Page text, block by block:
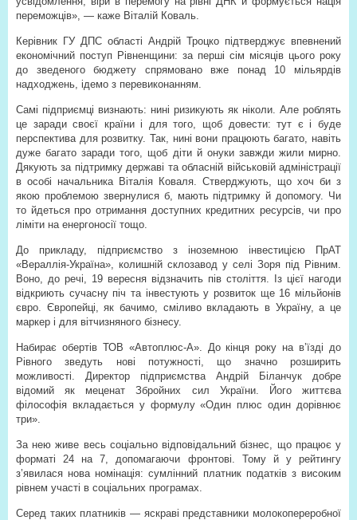
переможців», — каже Віталій Коваль.
Керівник ГУ ДПС області Андрій Троцко підтверджує впевнений
економічний поступ Рівненщини: за перші сім місяців цього року
до зведеного бюджету спрямовано вже понад 10 мільярдів
надходжень, ідемо з перевиконанням.
Самі підприємці визнають: нині ризикують як ніколи. Але роблять
це заради своєї країни і для того, щоб довести: тут є і буде
перспектива для розвитку. Так, нині вони працюють багато, навіть
дуже багато заради того, щоб діти й онуки завжди жили мирно.
Дякують за підтримку державі та обласній військовій адміністрації
в особі начальника Віталія Коваля. Стверджують, що хоч би з
якою проблемою звернулися б, мають підтримку й допомогу. Чи
то йдеться про отримання доступних кредитних ресурсів, чи про
ліміти на енергоносії тощо.
До прикладу, підприємство з іноземною інвестицією ПрАТ
«Вераллія-Україна», колишній склозавод у селі Зоря під Рівним.
Воно, до речі, 19 вересня відзначить пів століття. Із цієї нагоди
відкриють сучасну піч та інвестують у розвиток ще 16 мільйонів
євро. Європейці, як бачимо, сміливо вкладають в Україну, а це
маркер і для вітчизняного бізнесу.
Набирає обертів ТОВ «Автоплюс-А». До кінця року на в’їзді до
Рівного зведуть нові потужності, що значно розширить
можливості. Директор підприємства Андрій Біланчук добре
відомий як меценат Збройних сил України. Його життєва
філософія вкладається у формулу «Один плюс один дорівнює
три».
За нею живе весь соціально відповідальний бізнес, що працює у
форматі 24 на 7, допомагаючи фронтові. Тому й у рейтингу
з’явилася нова номінація: сумлінний платник податків з високим
рівнем участі в соціальних програмах.
Серед таких платників — яскраві представники молокопереробної